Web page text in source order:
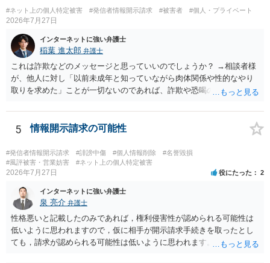
#ネット上の個人特定被害 #発信者情報開示請求 #被害者 #個人・プライベート
2026年7月27日
インターネットに強い弁護士
稲葉 進太郎 弁護士
これは詐欺などのメッセージと思っていいのでしょうか？ →相談者様
が、他人に対し「以前未成年と知っていながら肉体関係や性的なやり
取りを求めた」ことが一切ないのであれば、詐欺や恐喝の可能性が高
5 情報開示請求の可能性
#発信者情報開示請求 #誹謗中傷 #個人情報削除
#名誉毀損
#風評被害・営業妨害
#ネット上の個人特定被害
2026年7月27日 役にたった 2
インターネットに強い弁護士
泉 亮介 弁護士
性格悪いと記載したのみであれば，権利侵害性が認められる可能性は
低いように思われますので，仮に相手が開示請求手続きを取ったとし
ても，請求が認められる可能性は低いように思われます。